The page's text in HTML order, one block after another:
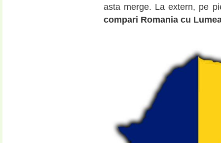
asta merge. La extern, pe
compari Romania cu